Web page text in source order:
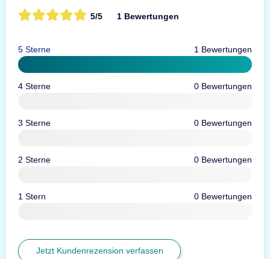
5/5 1 Bewertungen
5 Sterne 1 Bewertungen
4 Sterne 0 Bewertungen
3 Sterne 0 Bewertungen
2 Sterne 0 Bewertungen
1 Stern 0 Bewertungen
Jetzt Kundenrezension verfassen